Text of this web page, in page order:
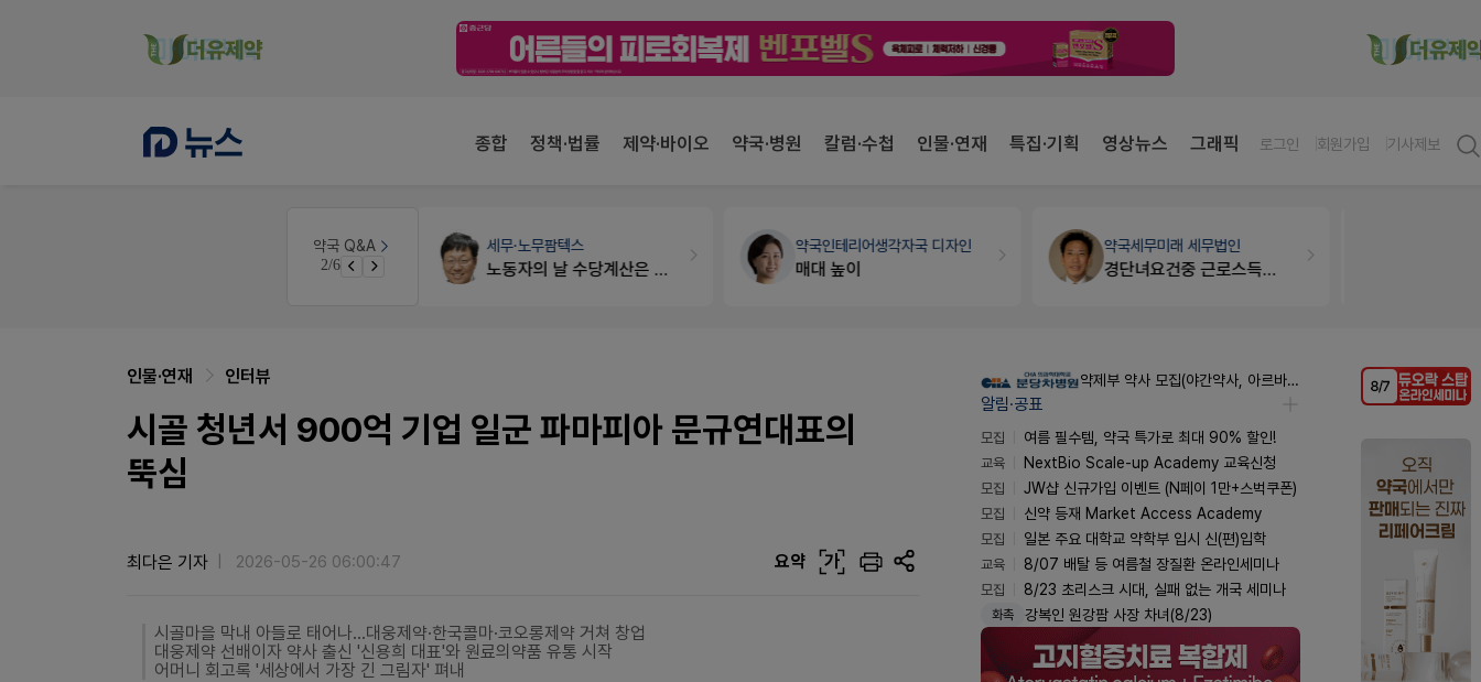
종합 정책·법률 제약·바이오 약국·병원 칼럼·수첩 인물·연재 특집·기획 영상뉴스 그래픽 로그인 회원가입 기사제보
약국 Q&A
3/6 노동자의 날 수당계산은 어떻게 되나요
약국인테리어생각자국 디자인
매대 높이
약국세무미래 세무법인 약국법률법무법인 규원
문의합니다
인물·연재 인터뷰
시골 청년서 900억 기업 일군 파마피아 문규연대표의
뚝심
최다은 기자 2026-05-26 06:00:47 요약 가
시골마을 막내 아들로 태어나…대웅제약·한국콜마·코오롱제약 거쳐 창업
대웅제약 선배이자 약사 출신 '신용희 대표'와 원료의약품 유통 시작
어머니 회고록 '세상에서 가장 긴 그림자' 펴내
약제부 약사 모집(야간약사, 아르바이트약사)
알림·공표
모집
여름 필수템, 약국 특가로 최대 90% 할인!
교육
NextBio Scale-up Academy 교육신청
모집
JW샵 신규가입 이벤트 (N페이 1만+스벅쿠폰)
모집
신약 등재 Market Access Academy
모집
일본 주요 대학교 약학부 입시 신(편)입학
교육
8/07 배탈 등 여름철 장질환 온라인세미나
모집
8/23 초리스크 시대, 실패 없는 개국 세미나
화촉 강복인 원강팜 사장 차녀(8/23)